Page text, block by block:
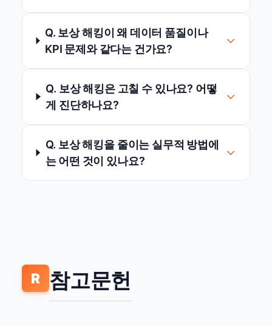
Q. 보상 해킹이 왜 데이터 품질이나
KPI 문제와 같다는 건가요?
Q. 보상 해킹은 고칠 수 있나요? 어떻
게 진단하나요?
Q. 보상 해킹을 줄이는 실무적 방법에
는 어떤 것이 있나요?
R 참고문헌